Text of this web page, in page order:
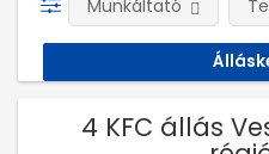
Munkáltató
4 KFC állás